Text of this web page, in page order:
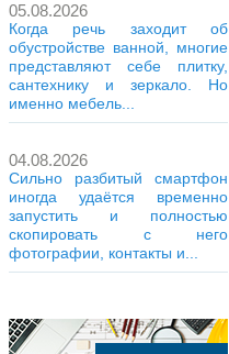
05.08.2026
Когда речь заходит об
обустройстве ванной, многие
представляют себе плитку,
сантехнику и зеркало. Но
именно мебель...
04.08.2026
Сильно разбитый смартфон
иногда удаётся временно
запустить и полностью
скопировать с него
фотографии, контакты и...